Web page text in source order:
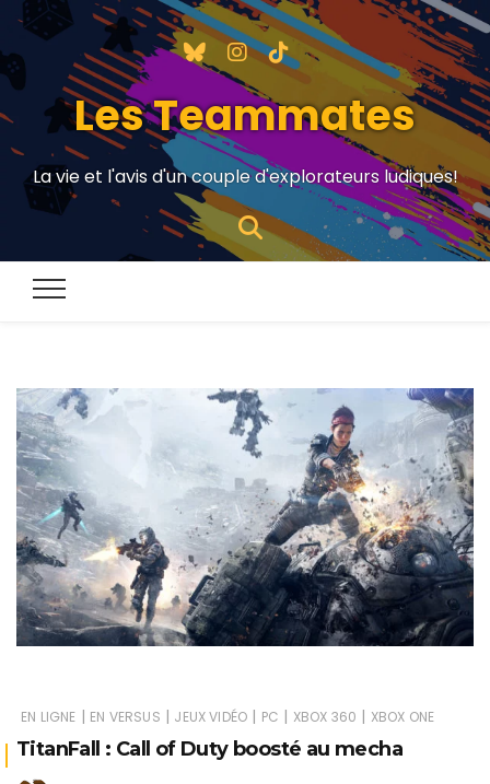
Les Teammates
La vie et l'avis d'un couple d'explorateurs ludiques!
EN LIGNE | EN VERSUS | JEUX VIDÉO | PC | XBOX 360 | XBOX ONE
TitanFall : Call of Duty boosté au mecha